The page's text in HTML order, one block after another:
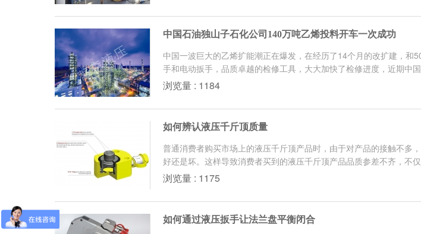
中国石油独山子石化公司140万吨乙烯投料开车一次成功
中国一波巨大的乙烯扩能潮正在爆发，在经历了14个月的改扩建，和
手和电动扳手，品质卓越的检修工具，大大加快了检修进度，近期中
浏览量 : 1184
如何辨认液压千斤顶质量
普通消费者购买市场上的液压千斤顶产品时，由于对产品的接触不多
好还是坏。这样导致消费者买到的液压千斤顶产品品质参差不齐，不
浏览量 : 1175
如何通过液压扳手让法兰盘平衡闭合